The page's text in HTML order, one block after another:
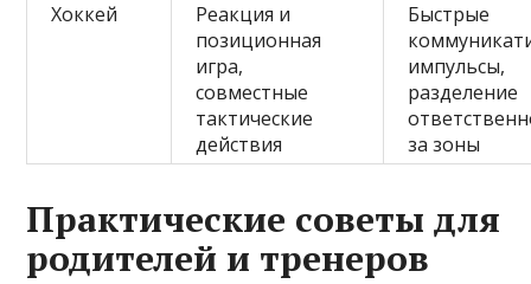
Хоккей
Реакция и
позиционная
игра,
совместные
тактические
действия
Быстрые
импульсы,
разделение
за зоны
Практические советы для
родителей и тренеров